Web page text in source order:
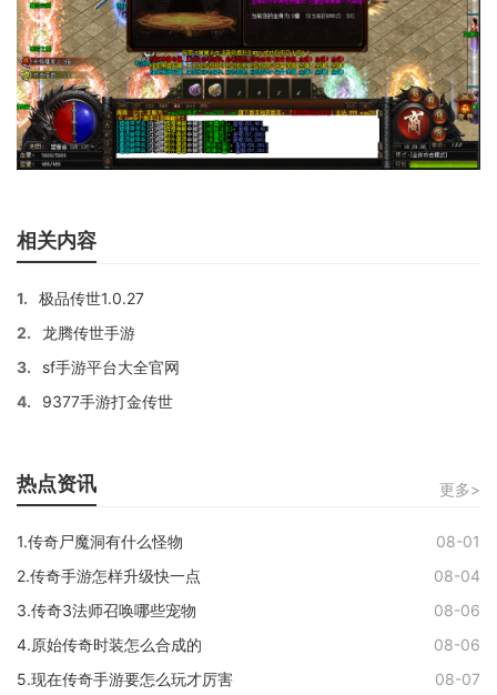
相关内容
1.
极品传世1.0.27
2.
龙腾传世手游
3.
sf手游平台大全官网
4.
9377手游打金传世
热点资讯 更多>
1.传奇尸魔洞有什么怪物
08-01
2.传奇手游怎样升级快一点
08-04
3.传奇3法师召唤哪些宠物
08-06
4.原始传奇时装怎么合成的
08-06
5.现在传奇手游要怎么玩才厉害
08-07